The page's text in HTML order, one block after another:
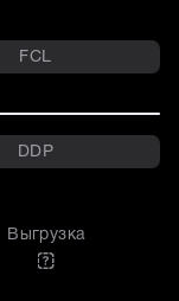
FCL
DDP
Выгрузка